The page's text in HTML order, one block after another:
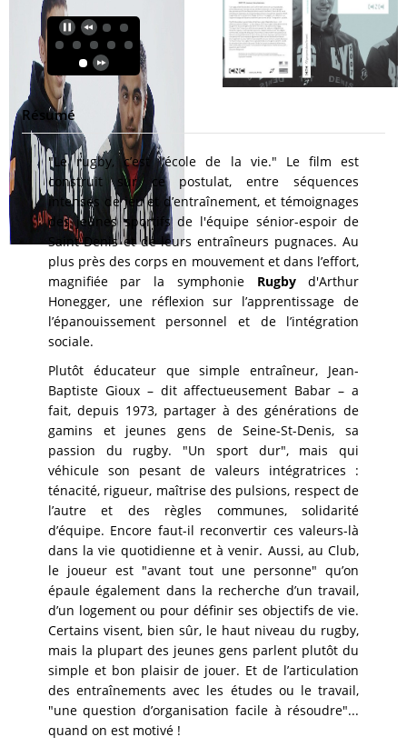
Résumé
"Le rugby, c’est l’école de la vie." Le film est
construit sur ce postulat, entre séquences
intenses de jeu et d’entraînement, et témoignages
des jeunes sportifs de l'équipe sénior-espoir de
Saint-Denis et de leurs entraîneurs pugnaces. Au
plus près des corps en mouvement et dans l’effort,
magnifiée par la symphonie Rugbyd'Arthur
Honegger, une réflexion sur l’apprentissage de
l’épanouissement personnel et de l’intégration
sociale.
Plutôt éducateur que simple entraîneur, Jean-
Baptiste Gioux – dit affectueusement Babar – a
fait, depuis 1973, partager à des générations de
gamins et jeunes gens de Seine-St-Denis, sa
passion du rugby. "Un sport dur", mais qui
véhicule son pesant de valeurs intégratrices :
ténacité, rigueur, maîtrise des pulsions, respect de
l’autre et des règles communes, solidarité
d’équipe. Encore faut-il reconvertir ces valeurs-là
dans la vie quotidienne et à venir. Aussi, au Club,
le joueur est "avant tout une personne" qu’on
épaule également dans la recherche d’un travail,
d’un logement ou pour définir ses objectifs de vie.
Certains visent, bien sûr, le haut niveau du rugby,
mais la plupart des jeunes gens parlent plutôt du
simple et bon plaisir de jouer. Et de l’articulation
des entraînements avec les études ou le travail,
"une question d’organisation facile à résoudre"...
quand on est motivé !